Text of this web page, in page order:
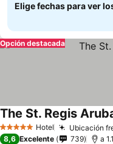
Elige fechas para ver
Opción destacada
5 Estrellas Hotel Ubicación
The St. Regis
8,6 Excelente 739 a